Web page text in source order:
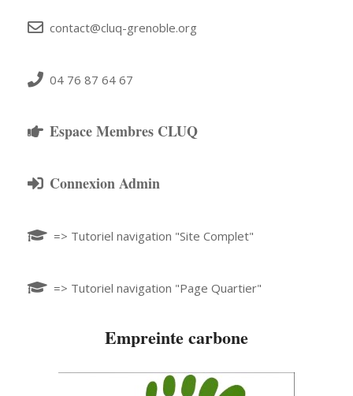
contact@cluq-grenoble.org
04 76 87 64 67
Espace Membres CLUQ
Connexion Admin
=> Tutoriel navigation "Site Complet"
=> Tutoriel navigation "Page Quartier"
Empreinte carbone